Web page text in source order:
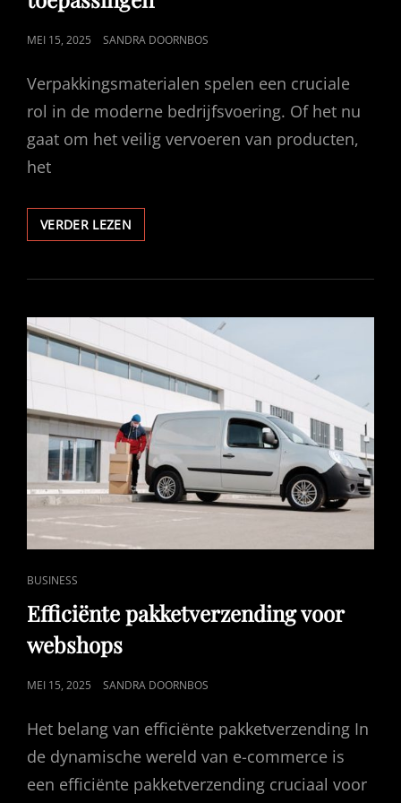
GEPUBLICEERD
MEI 15, 2025 SANDRA DOORNBOS
Verpakkingsmaterialen spelen een cruciale
rol in de moderne bedrijfsvoering. Of het nu
gaat om het veilig vervoeren van producten,
het
VERDER LEZEN
VOOR
TOEPASSINGEN
CAT
LINKS
BUSINESS
Efficiënte pakketverzending voor
webshops
GEPUBLICEERD
MEI 15, 2025 SANDRA DOORNBOS
Het belang van efficiënte pakketverzending In
de dynamische wereld van e-commerce is
een efficiënte pakketverzending cruciaal voor